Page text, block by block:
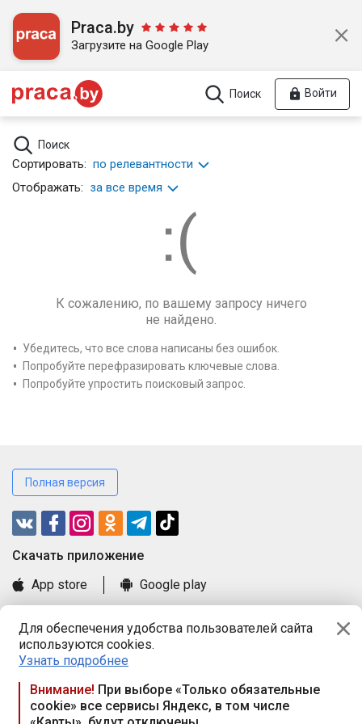
Для обеспечения удобства пользователей сайта
используются cookies.
Узнать подробнее
Внимание! При выборе «Только обязательные
cookie» все сервисы Яндекс, в том числе
Praca.by
Загрузите на Google Play
Поиск Войти
Поиск
Сортировать: по релевантности
Отображать: за все время
К сожалению, по вашему запросу ничего
не найдено.
Убедитесь, что все слова написаны без ошибок.
Попробуйте перефразировать ключевые слова.
Попробуйте упростить поисковый запрос.
Полная версия
Cкачать приложение
App store
Google play
Книга замечаний и предложений
Правила и документы
Praca.by © 2000—2026, ООО «ПРАЦА БАЙ»
Республика Беларусь, 220114, г. Минск, пр-т Независимости
117а, пом. № 9.